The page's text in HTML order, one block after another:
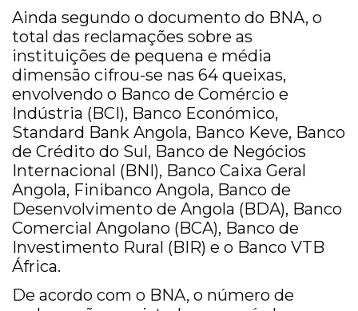
Ainda segundo o documento do BNA, o
total das reclamações sobre as
instituições de pequena e média
dimensão cifrou-se nas 64 queixas,
envolvendo o Banco de Comércio e
Indústria (BCI), Banco Económico,
Standard Bank Angola, Banco Keve, Banco
de Crédito do Sul, Banco de Negócios
Internacional (BNI), Banco Caixa Geral
Angola, Finibanco Angola, Banco de
Desenvolvimento de Angola (BDA), Banco
Comercial Angolano (BCA), Banco de
Investimento Rural (BIR) e o Banco VTB
África.
De acordo com o BNA, o número de